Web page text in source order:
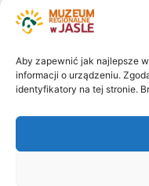
Aby zapewnić jak najlepsze
informacji o urządzeniu.
identyfikatory na tej stronie.